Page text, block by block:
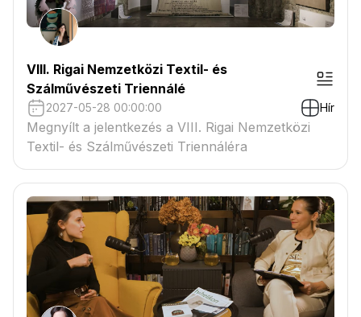
VIII. Rigai Nemzetközi Textil- és
Szálművészeti Triennálé
2027-05-28 00:00:00 Hír
Megnyílt a jelentkezés a VIII. Rigai Nemzetközi
Textil- és Szálművészeti Triennáléra